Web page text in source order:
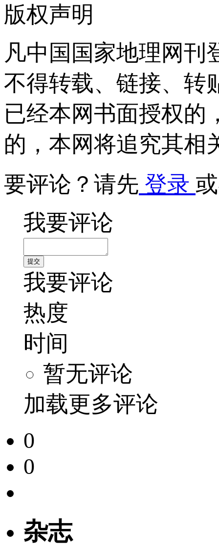
版权声明
凡中国国家地理网刊
不得转载、链接、转
已经本网书面授权的
的，本网将追究其相
要评论？请先 登录
我要评论
我要评论
热度
时间
暂无评论
加载更多评论
0
0
杂志